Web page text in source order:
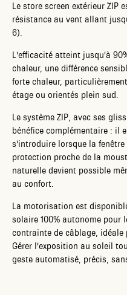
Le store screen extérieur ZIP
résistance au vent allant
6).
L'efficacité atteint jusqu'à
chaleur, une différence
forte chaleur,
étage ou orientés plein sud.
Le système ZIP, avec ses
bénéfice complémentaire : il
s'introduire lorsque la
protection proche de la
naturelle devient possible
au confort.
La motorisation est
solaire 100% autonome pour
contrainte de câblage,
Gérer l'exposition au soleil
geste automatisé, précis,